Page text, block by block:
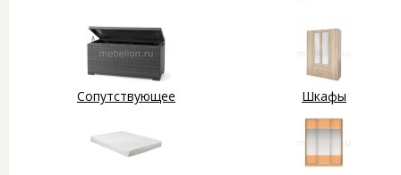
Сопутствующее Шкафы